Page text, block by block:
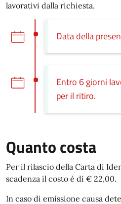
lavorativi dalla richiesta.
Data della
Entro 6 giorni
per il ritiro.
Quanto costa
Per il rilascio della Carta di
scadenza il costo è di € 22,00.
In caso di emissione causa